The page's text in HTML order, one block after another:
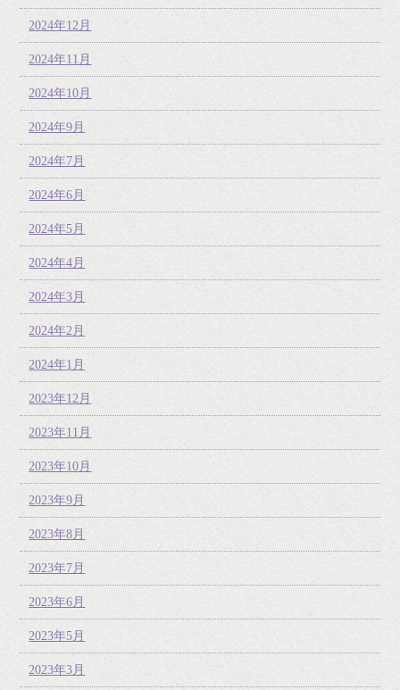
2024年12月
2024年11月
2024年10月
2024年9月
2024年7月
2024年6月
2024年5月
2024年4月
2024年3月
2024年2月
2024年1月
2023年12月
2023年11月
2023年10月
2023年9月
2023年8月
2023年7月
2023年6月
2023年5月
2023年3月